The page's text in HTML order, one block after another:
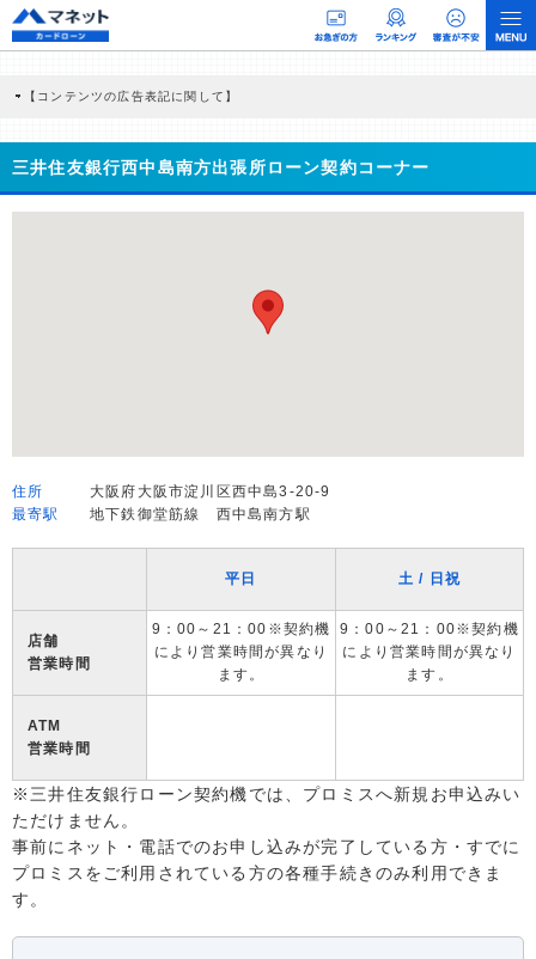
【コンテンツの広告表記に関して】
商品を根拠なくPRするものではなく、当編集部の調査／ユーザーへの口コミ収集な
どに基づき、公平性を担保した情報提供を行っています。
>提携企業一覧
三井住友銀行西中島南方出張所ローン契約コーナー
住所
大阪府大阪市淀川区西中島3-20-9
最寄駅
地下鉄御堂筋線 西中島南方駅
平日 土 / 日祝
店舗
営業時間
9：00～21：00※契約機
により営業時間が異なり
ます。
9：00～21：00※契約機
により営業時間が異なり
ます。
ATM
営業時間
※三井住友銀行ローン契約機では、プロミスへ新規お申込みい
ただけません。
事前にネット・電話でのお申し込みが完了している方・すでに
プロミスをご利用されている方の各種手続きのみ利用できま
す。